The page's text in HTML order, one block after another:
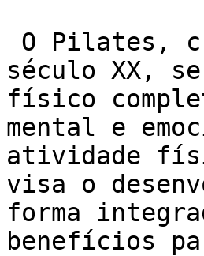
século XX,
físico
mental e
atividade
visa o
forma
benefícios